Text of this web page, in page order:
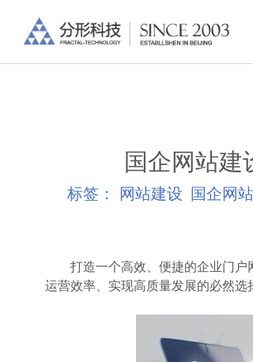
国企网站建
标签： 网站建设 国企网
打造一个高效、便捷的企业门户
运营效率、实现高质量发展的必然